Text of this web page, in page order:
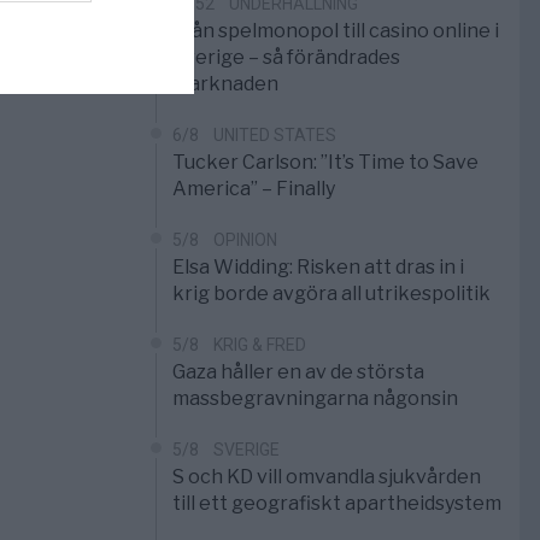
Från spelmonopol till casino online i
Sverige – så förändrades
marknaden
6/8 UNITED STATES
Tucker Carlson: ”It’s Time to Save
America” – Finally
5/8 OPINION
Elsa Widding: Risken att dras in i
krig borde avgöra all utrikespolitik
5/8 KRIG & FRED
Gaza håller en av de största
massbegravningarna någonsin
5/8 SVERIGE
S och KD vill omvandla sjukvården
till ett geografiskt apartheidsystem